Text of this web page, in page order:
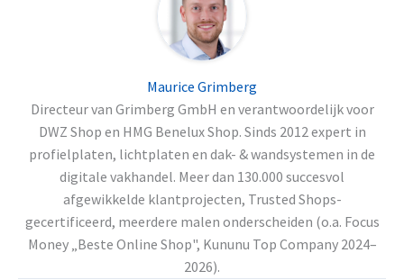
Maurice Grimberg
Directeur van Grimberg GmbH en verantwoordelijk voor
DWZ Shop en HMG Benelux Shop. Sinds 2012 expert in
profielplaten, lichtplaten en dak- & wandsystemen in de
digitale vakhandel. Meer dan 130.000 succesvol
afgewikkelde klantprojecten, Trusted Shops-
gecertificeerd, meerdere malen onderscheiden (o.a. Focus
Money „Beste Online Shop", Kununu Top Company 2024–
2026).